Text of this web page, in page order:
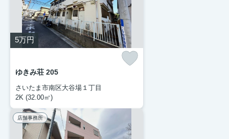
5万円
ゆきみ荘 205
さいたま市南区大谷場１丁目
2K (32.00㎡)
店舗事務所